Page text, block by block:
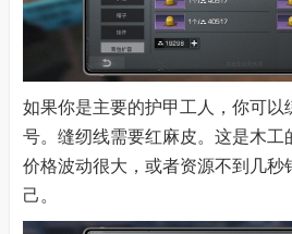
如果你是主要的护甲工人，你可以
号。缝纫线需要红麻皮。这是木工
价格波动很大，或者资源不到几秒
己。